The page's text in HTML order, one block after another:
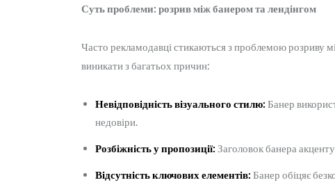
Суть проблеми: розрив між банером та лендінгом
Часто рекламодавці стикаються з проблемою розриву
виникати з багатьох причин:
Невідповідність візуального стилю: Банер
недовіри.
Розбіжність у пропозиції: Заголовок банера
Відсутність ключових елементів: Банер обіцяє